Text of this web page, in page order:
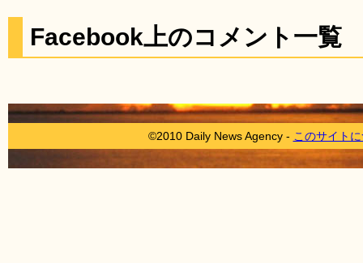
Facebook上のコメント一覧
©2010 Daily News Agency - このサイト